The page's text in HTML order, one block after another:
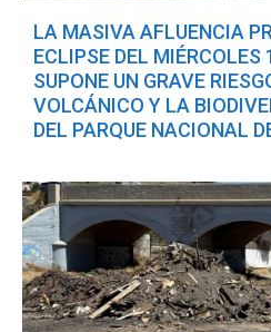
LA MASIVA AFLUENCIA
ECLIPSE DEL MIÉRCOLES
SUPONE UN GRAVE
VOLCÁNICO Y LA
DEL PARQUE NACIONAL